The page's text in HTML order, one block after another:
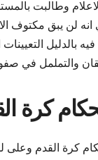
وطالبت
لن يبق مكتوف
فيه بالدليل
والتململ في
كرة
كرة القدم وعلى